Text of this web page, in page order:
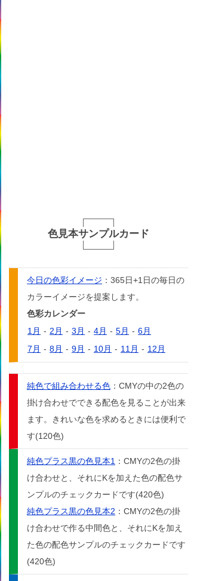
色見本サンプルカード
今日の色彩イメージ ：365日+1日の毎日の
カラーイメージを提案します。
色彩カレンダー
1月 - 2月 - 3月 - 4月 - 5月 - 6月
7月 - 8月 - 9月 - 10月 - 11月 - 12月
純色で組み合わせる色 ：CMYの中の2色の
掛け合わせでできる配色を見ることが出来
ます。きれいな色を求めるときには便利で
す(120色)
純色プラス黒の色見本1 ：CMYの2色の掛
け合わせと、それにKを加えた色の配色サ
ンプルのチェックカードです(420色)
純色プラス黒の色見本2 ：CMYの2色の掛
け合わせで作る中間色と、それにKを加え
た色の配色サンプルのチェックカードです
(420色)